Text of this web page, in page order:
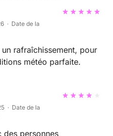
· Date de la
pour
Conditions météo parfaite.
· Date de la
des personnes